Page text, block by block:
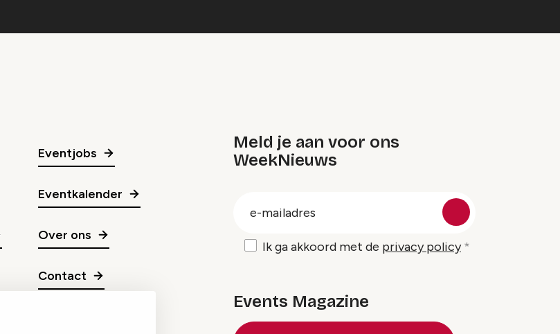
Eventjobs
Eventkalender
Over ons
Contact
Meld je aan voor ons
WeekNieuws
Ik ga akkoord met de privacy policy
Events Magazine